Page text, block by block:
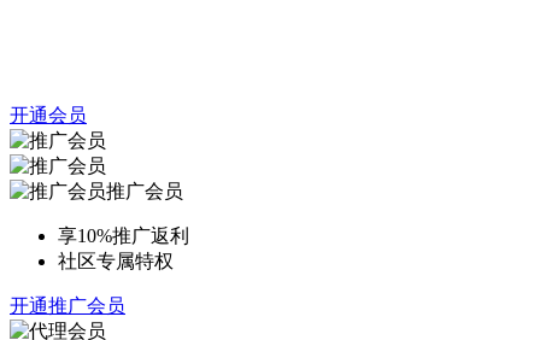
开通会员
推广会员
享10%推广返利
社区专属特权
开通推广会员